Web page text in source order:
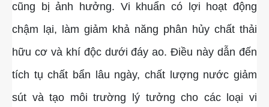
cũng bị ảnh hưởng. Vi khuẩn có lợi hoạt động
chậm lại, làm giảm khả năng phân hủy chất thải
hữu cơ và khí độc dưới đáy ao. Điều này dẫn đến
tích tụ chất bẩn lâu ngày, chất lượng nước giảm
sút và tạo môi trường lý tưởng cho các loại vi